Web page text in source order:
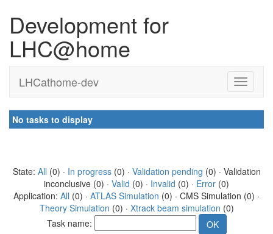
Development for
LHC@home
LHCathome-dev
No tasks to display
State: All (0) · In progress(0) · Validation pending (0) · Validation
inconclusive (0) · Valid (0) · Invalid (0) · Error (0)
Application: All (0) · ATLAS Simulation (0) · CMS Simulation (0) ·
Theory Simulation (0) · Xtrack beam simulation (0)
Task name: